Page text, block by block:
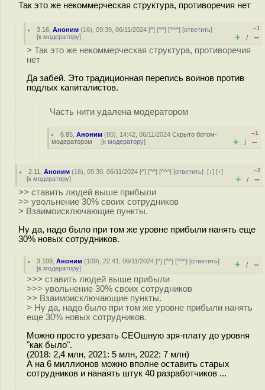
Так это же некоммерческая структура, противоречия нет
3.16 ,Аноним (16), 09:39, 06/11/2024 [^] [^^] [^^^] [ответить]
[к модератору]
–1
+ / –
> Так это же некоммерческая структура, противоречия
нет
Да забей. Это традиционная перепись воинов против
подлых капиталистов.
Часть нити удалена модератором
6.85 ,Аноним (85), 14:42, 06/11/2024Скрыто ботом-
модератором [к модератору]
–1
+ / –
2.11 ,Аноним (16), 09:30, 06/11/2024 [^] [^^] [^^^] [ответить][↓] [↑]
[к модератору]
–2
+ / –
>> ставить людей выше прибыли
>> увольнение 30% своих сотрудников
> Взаимоисключающие пункты.
Ну да, надо было при том же уровне прибыли нанять еще
30% новых сотрудников.
3.109 ,Аноним (109), 22:41, 06/11/2024 [^] [^^] [^^^] [ответить]
[к модератору] + / –
>>> ставить людей выше прибыли
>>> увольнение 30% своих сотрудников
>> Взаимоисключающие пункты.
> Ну да, надо было при том же уровне прибыли нанять
еще 30% новых сотрудников.
Можно просто урезать CEOшную зря-плату до уровня
"как было".
(2018: 2,4 млн, 2021: 5 млн, 2022: 7 млн)
А на 6 миллионов можно вполне оставить старых
сотрудников и нанаять штук 40 разработчиков ...